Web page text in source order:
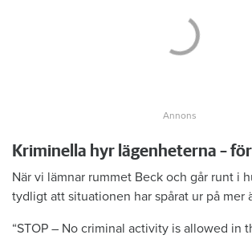
Kriminella hyr lägenheterna –
När vi lämnar rummet Beck och går runt i
tydligt att situationen har spårat ur på mer
“STOP – No criminal activity is allowed in